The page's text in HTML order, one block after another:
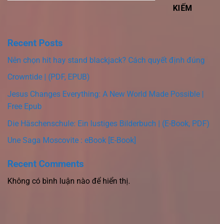
KIẾM
Recent Posts
Nên chọn hit hay stand blackjack? Cách quyết định đúng
Crowntide | (PDF, EPUB)
Jesus Changes Everything: A New World Made Possible |
Free Epub
Die Häschenschule: Ein lustiges Bilderbuch | (E-Book, PDF)
Une Saga Moscovite : eBook [E-Book]
Recent Comments
Không có bình luận nào để hiển thị.